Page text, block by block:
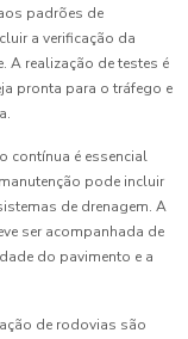
padrões de
a verificação da
A realização de testes é
pronta para o tráfego e
contínua é essencial
pode incluir
de drenagem. A
ser acompanhada de
do pavimento e a
de rodovias são